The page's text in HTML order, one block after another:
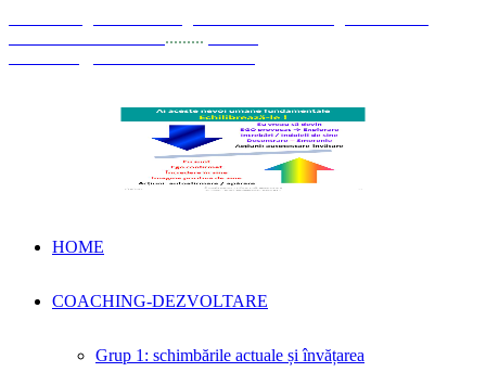
.........
HOME
COACHING-DEZVOLTARE
Grup 1: schimbările actuale și învățarea